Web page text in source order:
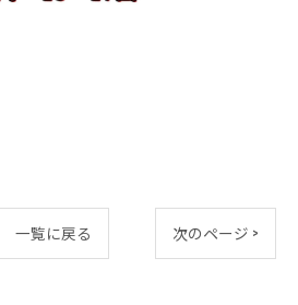
一覧に戻る 次のページ >